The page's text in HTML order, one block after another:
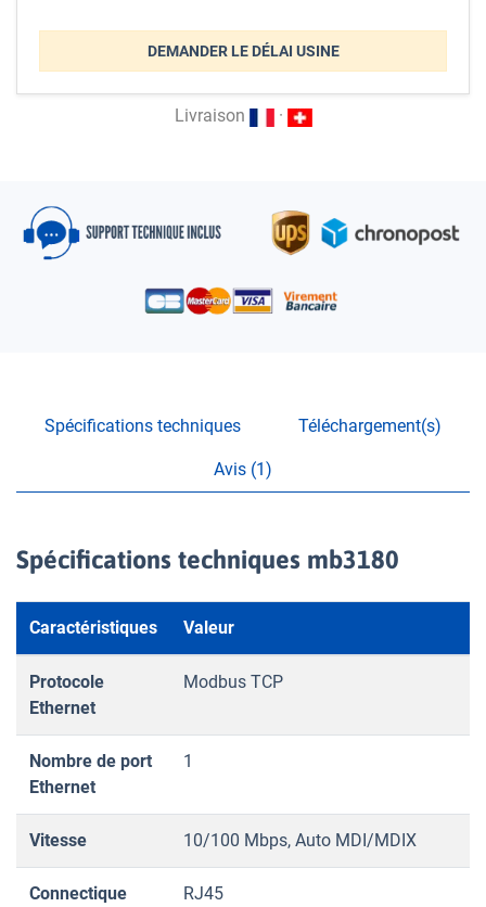
DEMANDER LE DÉLAI USINE
Livraison ·
Spécifications techniques Téléchargement(s)
Avis (1)
Spécifications techniques mb3180
Caractéristiques Valeur
Protocole
Ethernet
Modbus TCP
Nombre de port
Ethernet
1
Vitesse 10/100 Mbps, Auto MDI/MDIX
Connectique
RJ45